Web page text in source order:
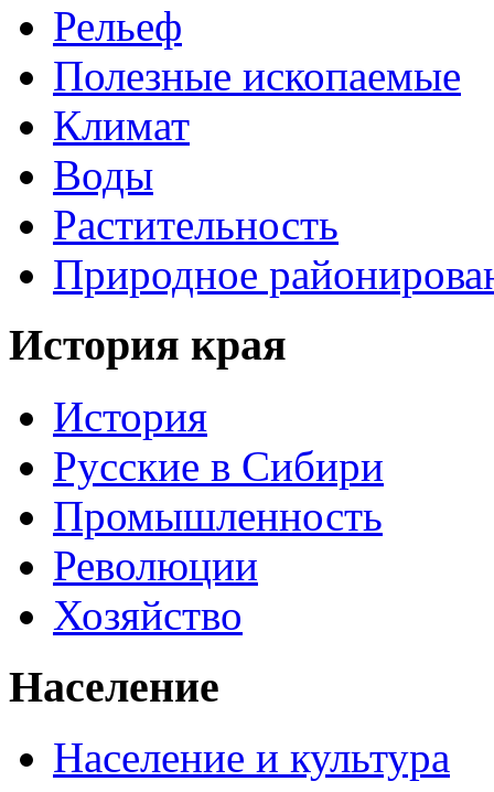
Рельеф
Полезные ископаемые
Климат
Воды
Растительность
Природное
История края
История
Русские в Сибири
Промышленность
Революции
Хозяйство
Население
Население и культура